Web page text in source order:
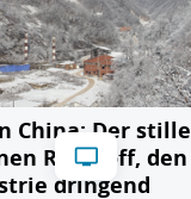
China: Der stille
Rohstoff, den
dringend